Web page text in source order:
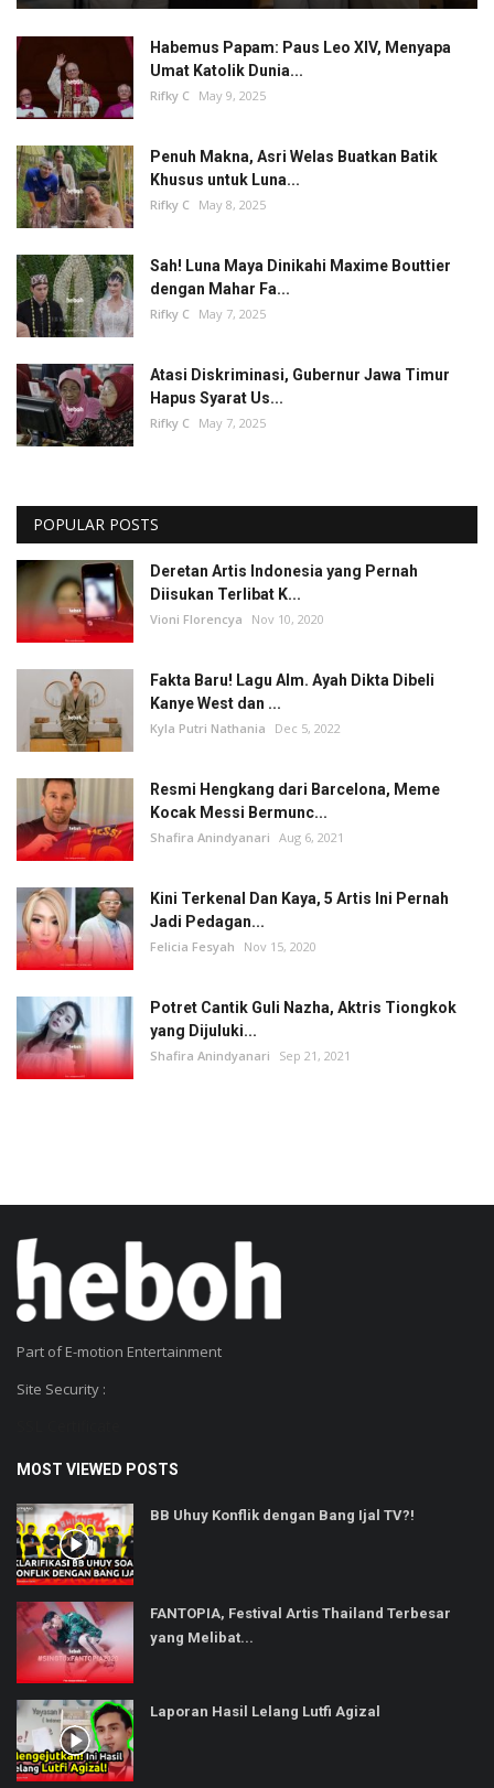
Habemus Papam: Paus Leo XIV, Menyapa
Umat Katolik Dunia...
Rifky C May 9, 2025
Penuh Makna, Asri Welas Buatkan Batik
Khusus untuk Luna...
Rifky C May 8, 2025
Sah! Luna Maya Dinikahi Maxime Bouttier
dengan Mahar Fa...
Rifky C May 7, 2025
Atasi Diskriminasi, Gubernur Jawa Timur
Hapus Syarat Us...
Rifky C May 7, 2025
POPULAR POSTS
Deretan Artis Indonesia yang Pernah
Diisukan Terlibat K...
Vioni Florencya Nov 10, 2020
Fakta Baru! Lagu Alm. Ayah Dikta Dibeli
Kanye West dan ...
Kyla Putri Nathania Dec 5, 2022
Resmi Hengkang dari Barcelona, Meme
Kocak Messi Bermunc...
Shafira Anindyanari Aug 6, 2021
Kini Terkenal Dan Kaya, 5 Artis Ini Pernah
Jadi Pedagan...
Felicia Fesyah Nov 15, 2020
Potret Cantik Guli Nazha, Aktris Tiongkok
yang Dijuluki...
Shafira Anindyanari Sep 21, 2021
Part of E-motion Entertainment
Site Security :
MOST VIEWED POSTS
BB Uhuy Konflik dengan Bang Ijal TV?!
FANTOPIA, Festival Artis Thailand Terbesar
yang Melibat...
Laporan Hasil Lelang Lutfi Agizal